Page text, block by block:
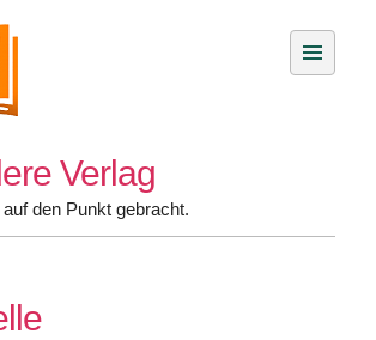
Verlag
den Punkt gebracht.